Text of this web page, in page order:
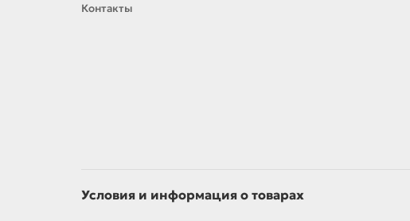
Контакты
Условия и информация о товарах